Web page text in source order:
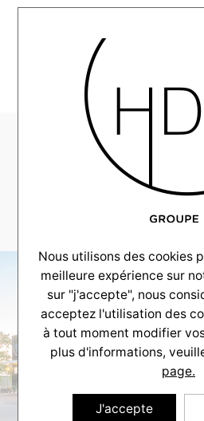
CV-
LeTeich-
Nous utilisons des cookies
meilleure expérience sur
sur "j'accepte", nous
acceptez l'utilisation des
à tout moment modifier
plus d'informations,
page.
J'accepte